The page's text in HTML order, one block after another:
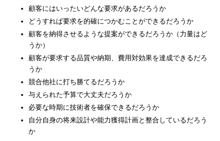
顧客にはいったいどんな要求があるだろうか
どうすれば要求を的確につかむことができるだろうか
顧客を納得させるような提案ができるだろうか（力量はど
うか）
顧客が要求する品質や納期、費用対効果を達成できるだろ
うか
競合他社に打ち勝てるだろうか
与えられた予算で大丈夫だろうか
必要な時期に技術者を確保できるだろうか
自分自身の将来設計や能力獲得計画と整合しているだろう
か